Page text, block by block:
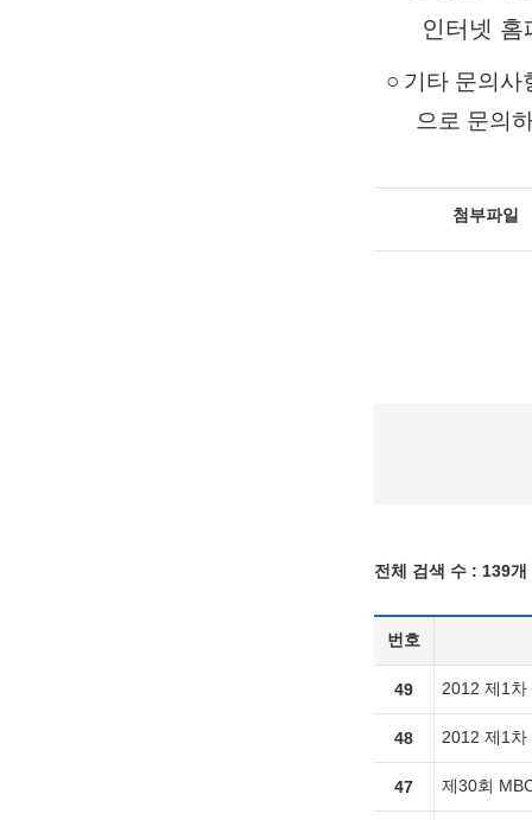
인터넷 홈
○ 기타 문의
으로 문의하
첨부파일
전체 검색 수 : 139개
번호
49 2012 제1
48 2012 제1
47 제30회